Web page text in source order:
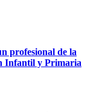
profesional de la
Infantil y Primaria